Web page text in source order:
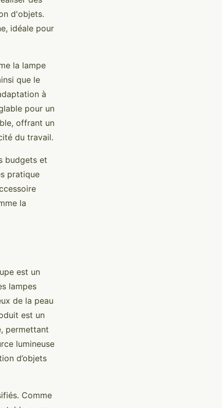
d'objets.
idéale pour
la lampe
que le
à
pour un
offrant un
du travail.
budgets et
pratique
la
est un
lampes
de la peau
est un
permettant
lumineuse
d’objets
Comme